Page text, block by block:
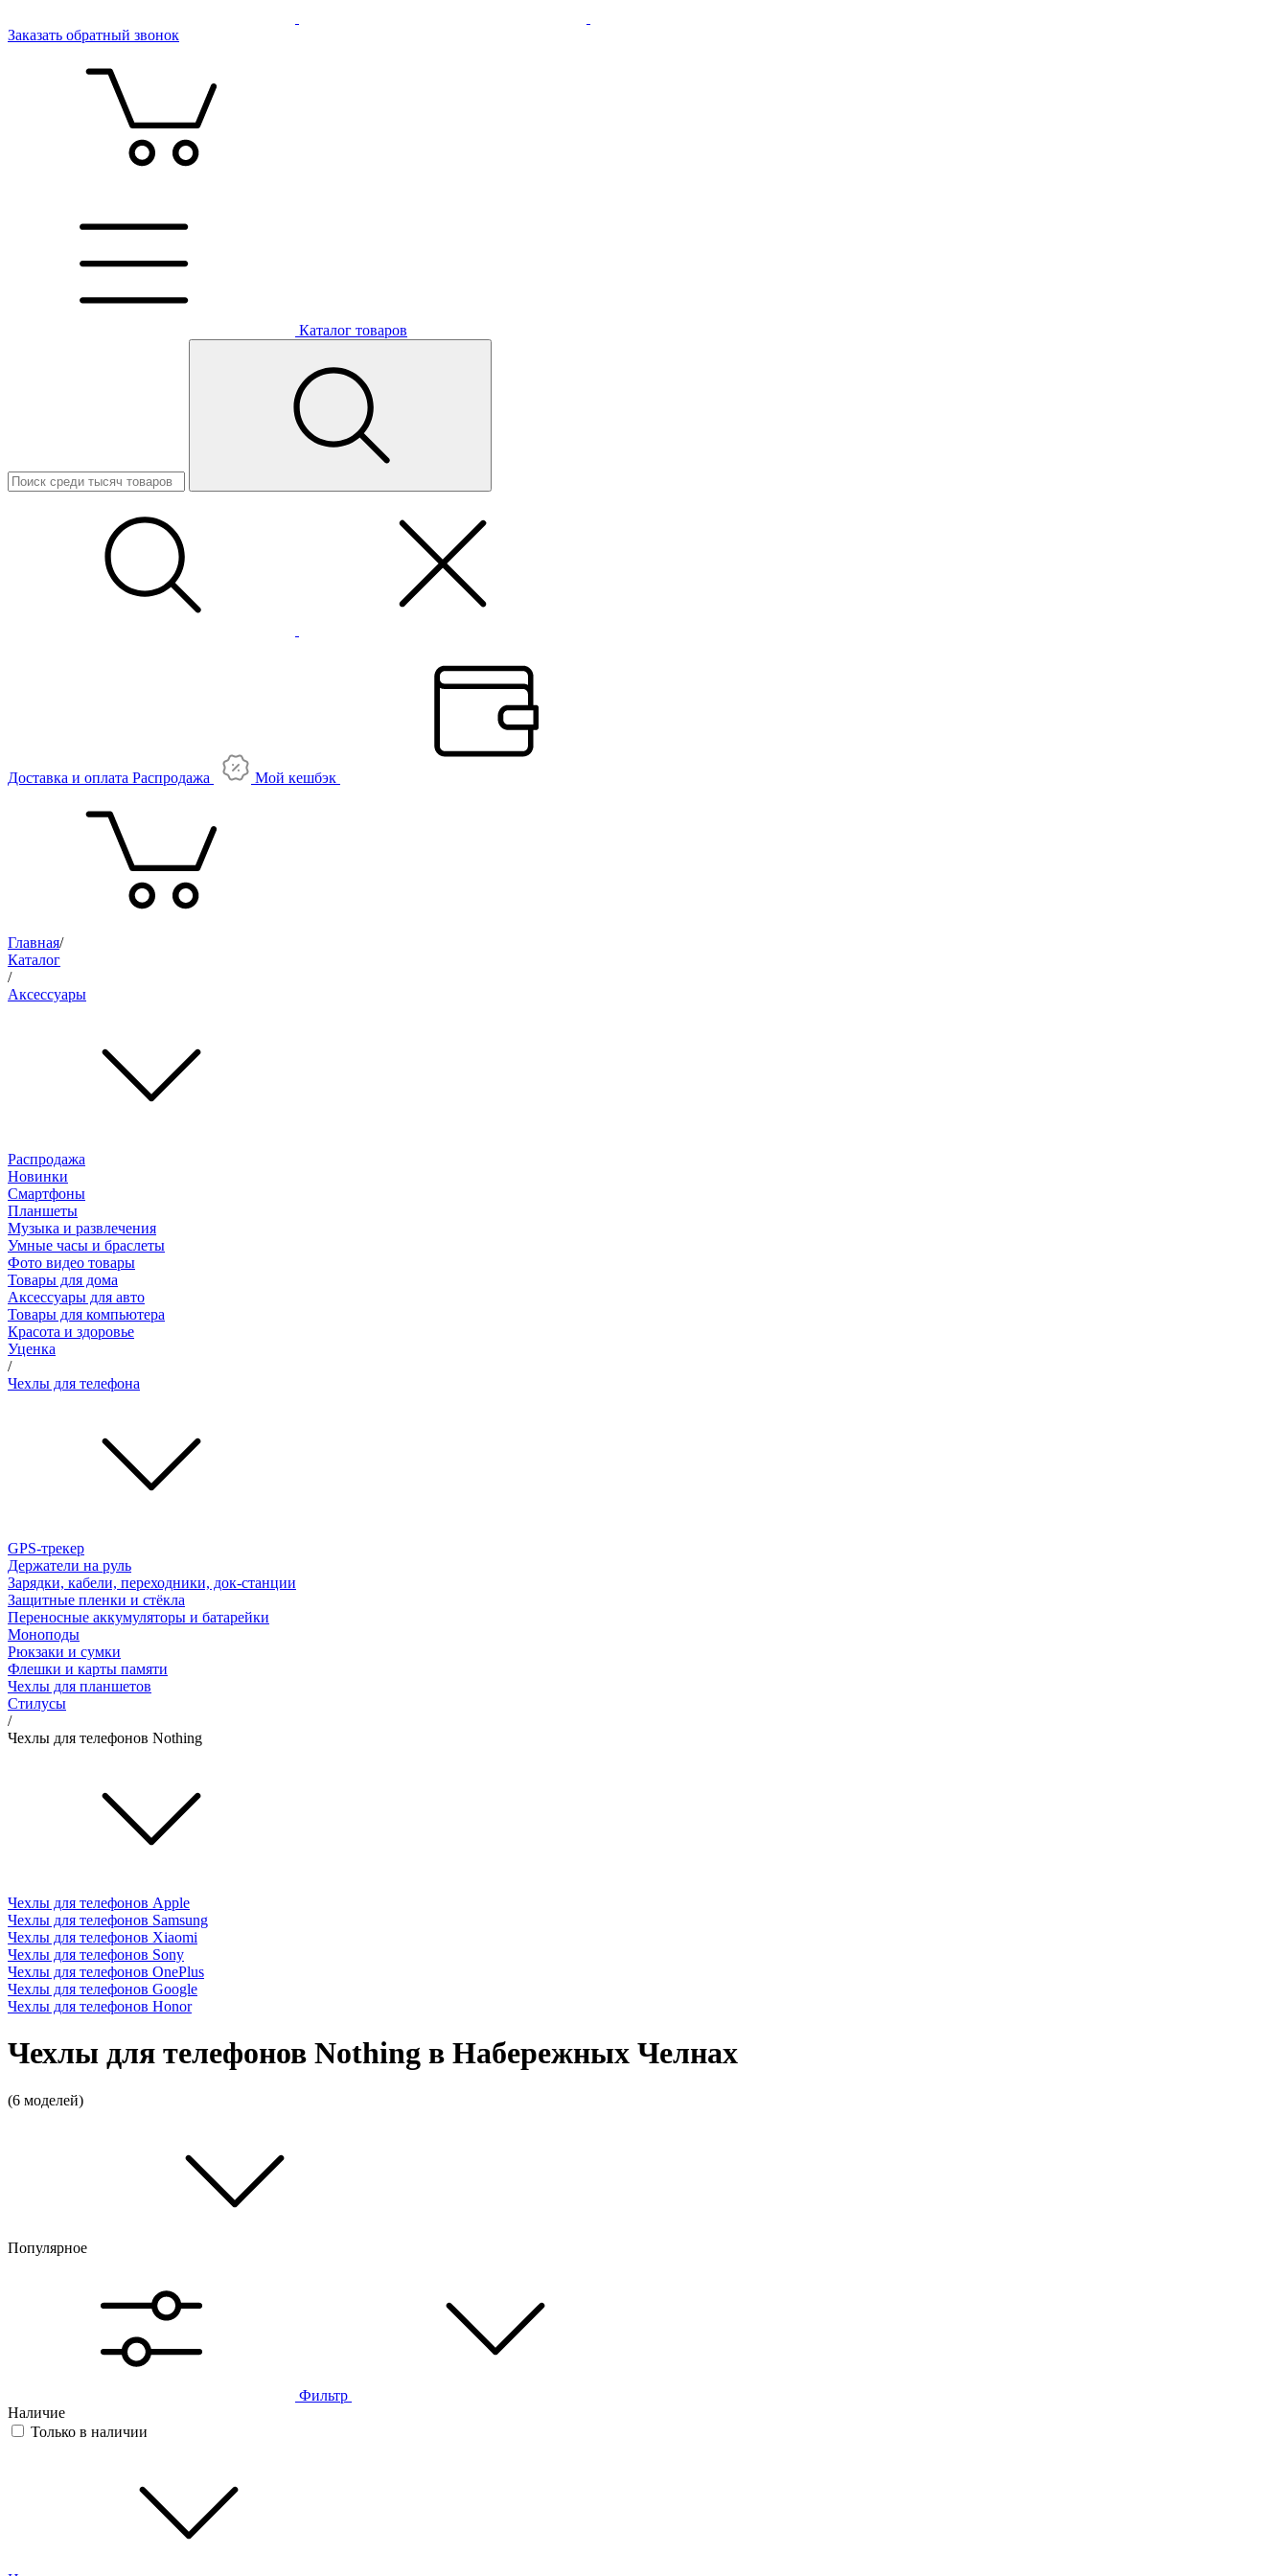
Заказать обратный звонок
Каталог товаров
Доставка и оплата Распродажа Мой кешбэк
Главная/
Каталог
/
Аксессуары
Распродажа
Новинки
Смартфоны
Планшеты
Музыка и развлечения
Умные часы и браслеты
Фото видео товары
Товары для дома
Аксессуары для авто
Товары для компьютера
Красота и здоровье
Уценка
/
Чехлы для телефона
GPS-трекер
Держатели на руль
Зарядки, кабели, переходники, док-станции
Защитные пленки и стёкла
Переносные аккумуляторы и батарейки
Моноподы
Рюкзаки и сумки
Флешки и карты памяти
Чехлы для планшетов
Стилусы
/
Чехлы для телефонов Nothing
Чехлы для телефонов Apple
Чехлы для телефонов Samsung
Чехлы для телефонов Xiaomi
Чехлы для телефонов Sony
Чехлы для телефонов OnePlus
Чехлы для телефонов Google
Чехлы для телефонов Honor
Чехлы для телефонов Nothing в Набережных Челнах
(6 моделей)
Популярное
Фильтр
Наличие
Только в наличии